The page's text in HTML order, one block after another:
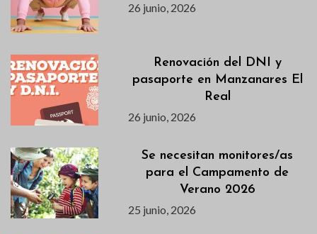
26 junio, 2026
Renovación del DNI y
pasaporte en Manzanares El
Real
26 junio, 2026
Se necesitan monitores/as
para el Campamento de
Verano 2026
25 junio, 2026